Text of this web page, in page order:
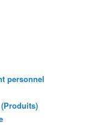
personnel